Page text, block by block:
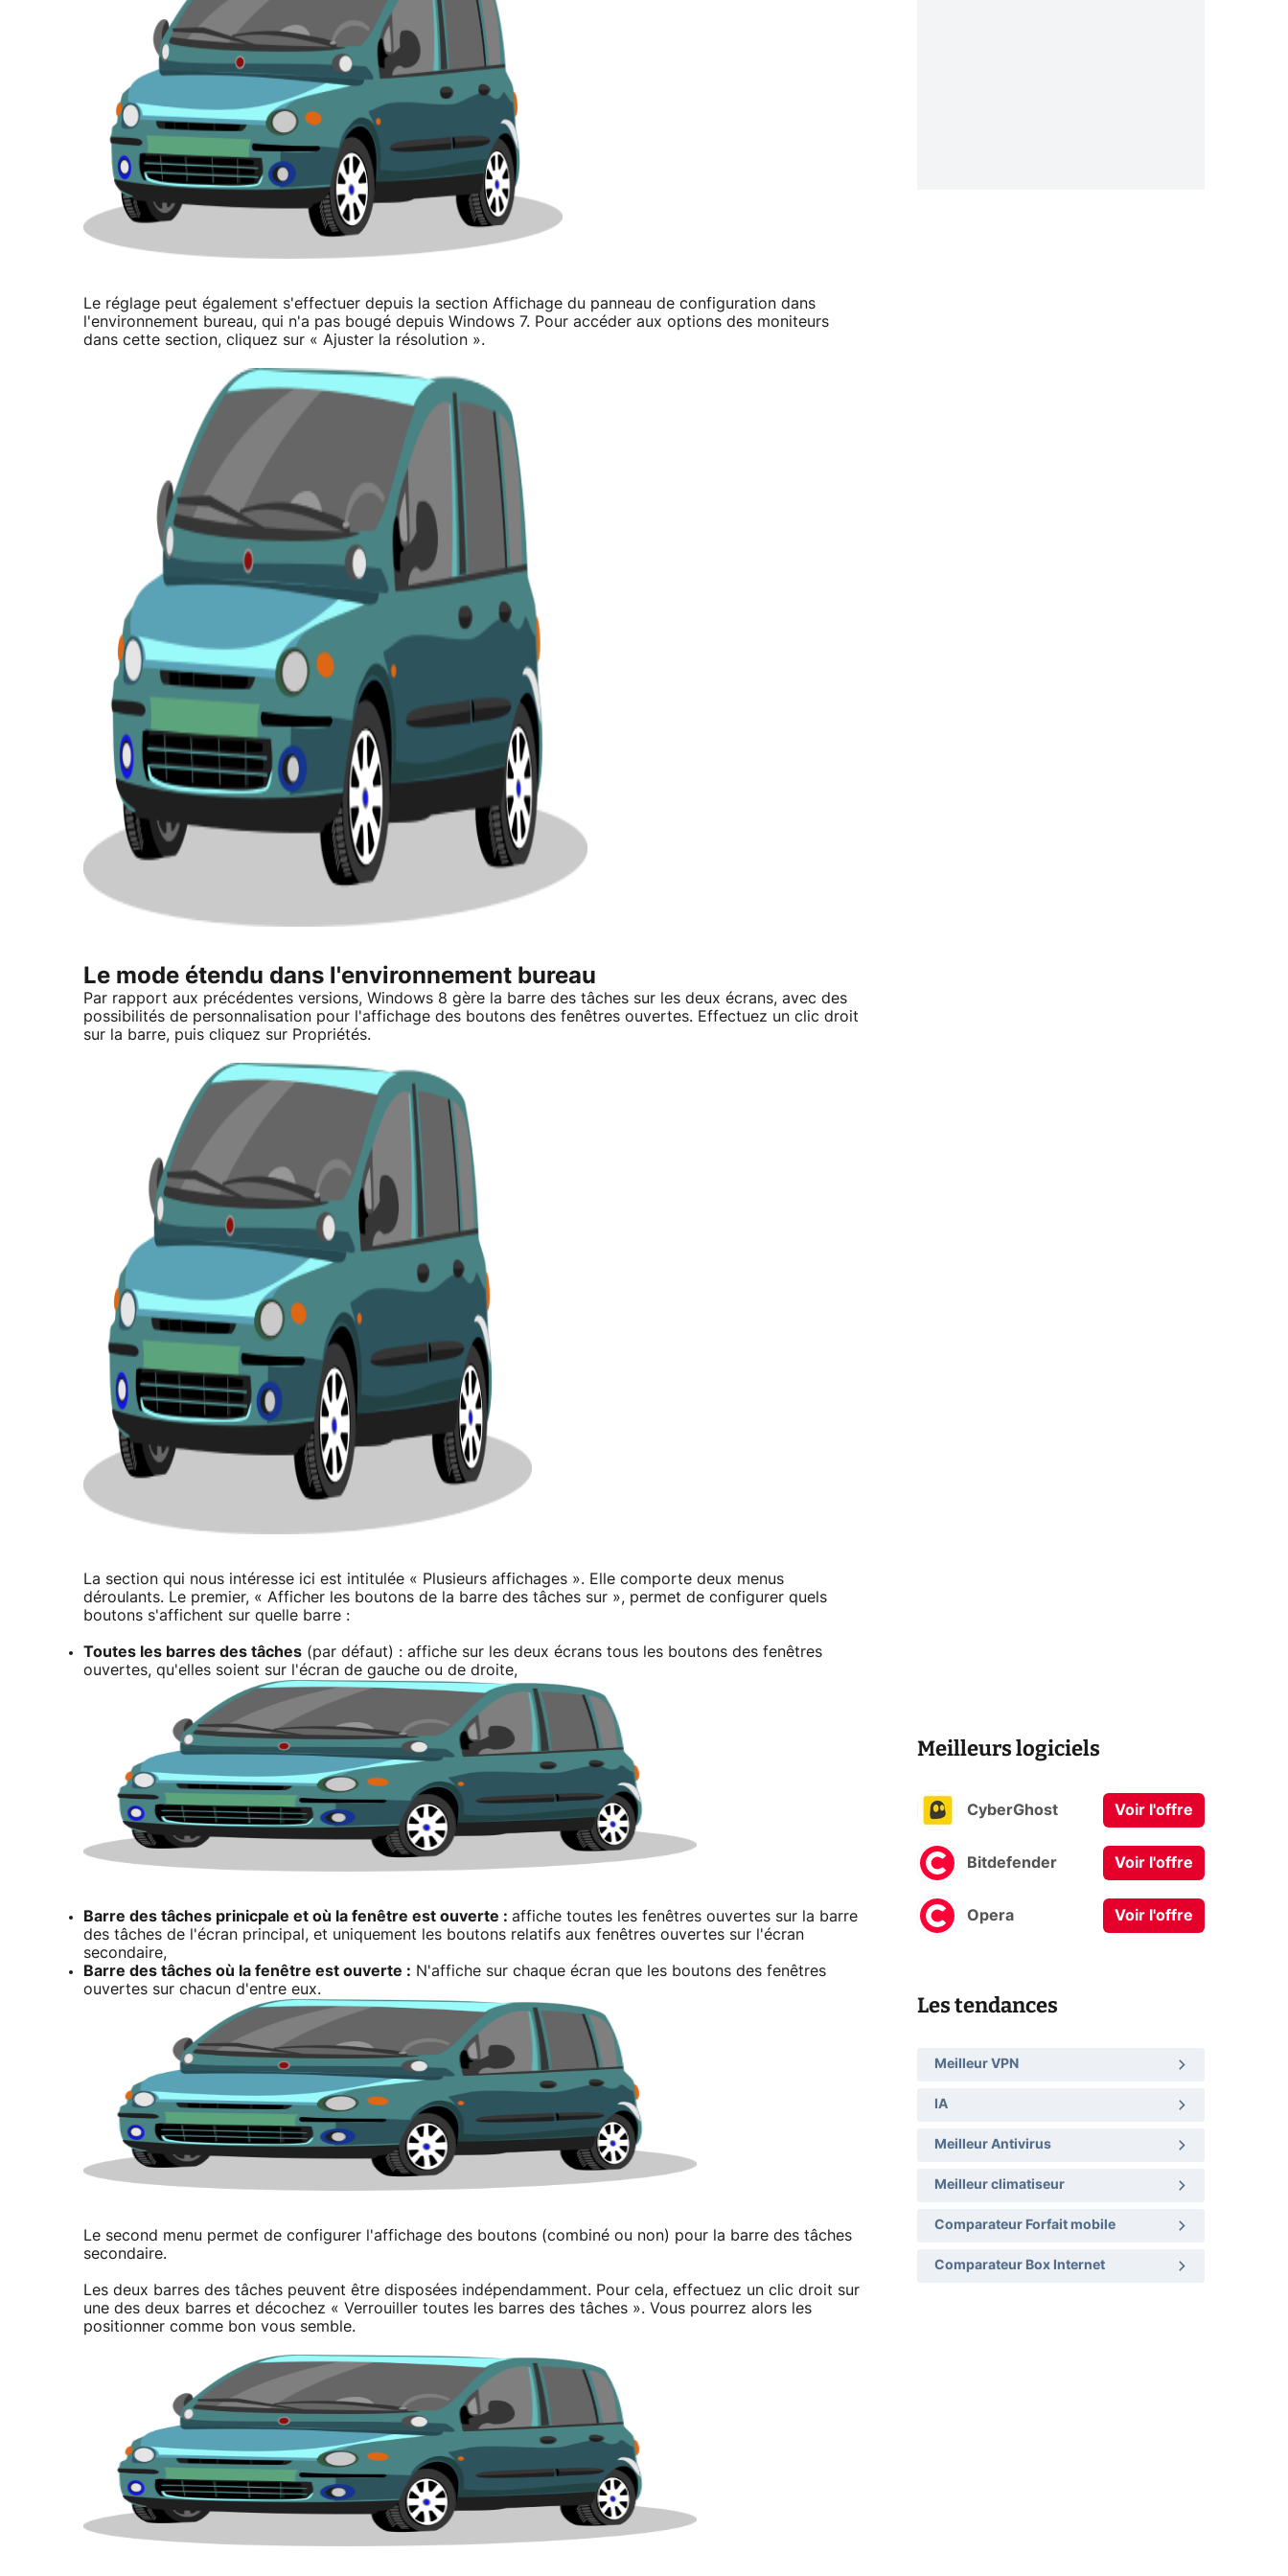
Le réglage peut également s'effectuer depuis la section Affichage du panneau de configuration dans
l'environnement bureau, qui n'a pas bougé depuis Windows 7. Pour accéder aux options des moniteurs
dans cette section, cliquez sur « Ajuster la résolution ».
Le mode étendu dans l'environnement bureau
Par rapport aux précédentes versions, Windows 8 gère la barre des tâches sur les deux écrans, avec des
possibilités de personnalisation pour l'affichage des boutons des fenêtres ouvertes. Effectuez un clic droit
sur la barre, puis cliquez sur Propriétés.
La section qui nous intéresse ici est intitulée « Plusieurs affichages ». Elle comporte deux menus
déroulants. Le premier, « Afficher les boutons de la barre des tâches sur », permet de configurer quels
boutons s'affichent sur quelle barre :
Toutes les barres des tâches (par défaut) : affiche sur les deux écrans tous les boutons des fenêtres
ouvertes, qu'elles soient sur l'écran de gauche ou de droite,
Barre des tâches prinicpale et où la fenêtre est ouverte : affiche toutes les fenêtres ouvertes sur la barre
des tâches de l'écran principal, et uniquement les boutons relatifs aux fenêtres ouvertes sur l'écran
secondaire,
Barre des tâches où la fenêtre est ouverte : N'affiche sur chaque écran que les boutons des fenêtres
ouvertes sur chacun d'entre eux.
Le second menu permet de configurer l'affichage des boutons (combiné ou non) pour la barre des tâches
secondaire.
Les deux barres des tâches peuvent être disposées indépendamment. Pour cela, effectuez un clic droit sur
une des deux barres et décochez « Verrouiller toutes les barres des tâches ». Vous pourrez alors les
positionner comme bon vous semble.
Meilleurs logiciels
CyberGhost Voir l'offre
Bitdefender Voir l'offre
Opera Voir l'offre
Les tendances
Meilleur VPN
IA
Meilleur Antivirus
Meilleur climatiseur
Comparateur Forfait mobile
Comparateur Box Internet